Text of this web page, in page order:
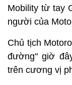
Mobility từ tay
người của
Chủ tịch
đường" giờ
trên cương vị